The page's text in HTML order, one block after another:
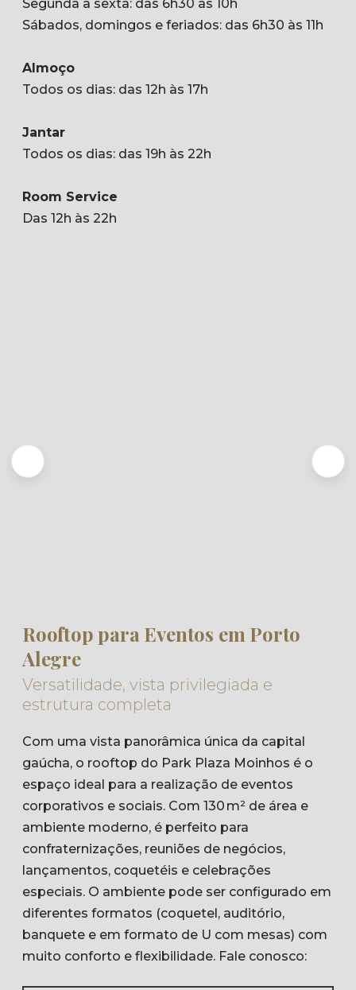
Segunda a sexta: das 6h30 às 10h
Sábados, domingos e feriados: das 6h30 às 11h
Almoço
Todos os dias: das 12h às 17h
Jantar
Todos os dias: das 19h às 22h
Room Service
Das 12h às 22h
Rooftop para Eventos em Porto
Alegre
Versatilidade, vista privilegiada e
estrutura completa
Com uma vista panorâmica única da capital
gaúcha, o rooftop do Park Plaza Moinhos é o
espaço ideal para a realização de eventos
corporativos e sociais. Com 130 m² de área e
ambiente moderno, é perfeito para
confraternizações, reuniões de negócios,
lançamentos, coquetéis e celebrações
especiais. O ambiente pode ser configurado em
diferentes formatos (coquetel, auditório,
banquete e em formato de U com mesas) com
muito conforto e flexibilidade. Fale conosco: